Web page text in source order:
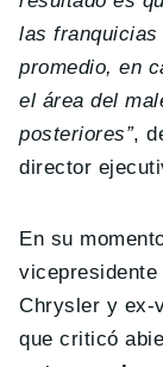
las franquicias
promedio, en
el área del
posteriores”,
director
En su
Chrysler y ex-
que criticó